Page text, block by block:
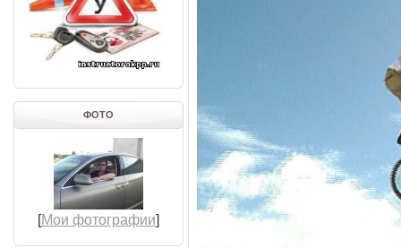
ФОТО
[Мои фотографии]